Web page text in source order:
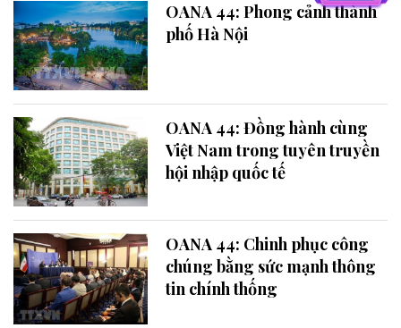
OANA 44: Phong cảnh thành
phố Hà Nội
OANA 44: Đồng hành cùng
Việt Nam trong tuyên truyền
hội nhập quốc tế
OANA 44: Chinh phục công
chúng bằng sức mạnh thông
tin chính thống